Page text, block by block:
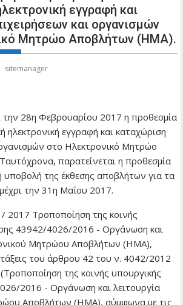
εγγραφή και
και οργανισμών
Μητρώο Αποβλήτων (ΗΜΑ).
sitemanager
την 28η Φεβρουαρίου 2017 η προθεσμία
ηλεκτρονική εγγραφή και καταχώριση
στο Ηλεκτρονικό Μητρώο
παρατείνεται η προθεσμία
υποβολή της έκθεσης αποβλήτων για τα
την 31η Μαΐου 2017.
2017 Τροποποίηση της κοινής
43942/4026/2016 - Οργάνωση και
Μητρώου Αποβλήτων (ΗΜΑ),
του άρθρου 42 του ν. 4042/2012
της κοινής υπουργικής
2016 - Οργάνωση και λειτουργία
Αποβλήτων (ΗΜΑ), σύμφωνα με τις